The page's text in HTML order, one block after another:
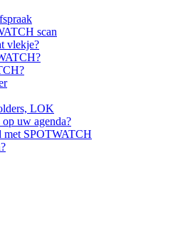
scan
vlekje?
LOK
uw agenda?
met SPOTWATCH